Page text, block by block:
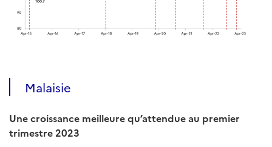
Malaisie
Une croissance meilleure qu’attendue au premier
trimestre 2023